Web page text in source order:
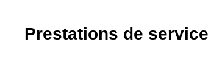
Prestations de service